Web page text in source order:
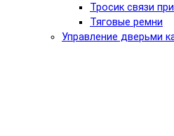
Тросик связи
Тяговые ремни
Управление дверьми